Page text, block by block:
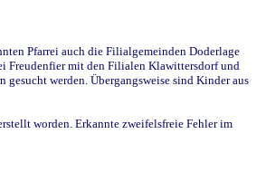
Pfarrei auch die Filialgemeinden Doderlage
Freudenfier mit den Filialen Klawittersdorf und
werden. Übergangsweise sind Kinder aus
worden. Erkannte zweifelsfreie Fehler im